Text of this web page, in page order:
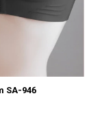
SA-946